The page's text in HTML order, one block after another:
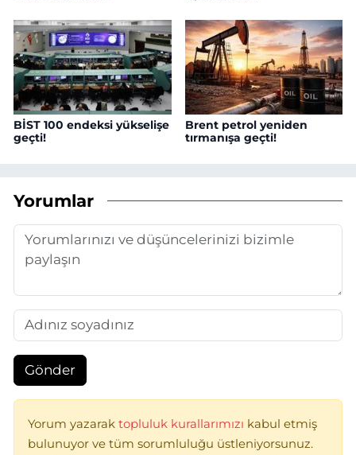
BİST 100 endeksi yükselişe
geçti!
Brent petrol yeniden
tırmanışa geçti!
Yorumlar
Gönder
Yorum yazarak topluluk kurallarımızı kabul etmiş
bulunuyor ve tüm sorumluluğu üstleniyorsunuz.